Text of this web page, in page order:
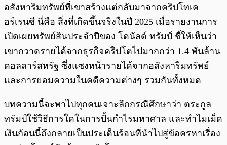
อสังหาริมทรัพย์ที่เขาสร้างแต่กลับมาจากคริปโทเค
อร์เรนซี นี่คือ สิ่งที่เกิดขึ้นจริงในปี 2025 เมื่อรายงานการ
เปิดเผยทรัพย์สินประจำปีของ โดนัลด์ ทรัมป์ ชี้ให้เห็นว่า
เขากวาดรายได้จากธุรกิจคริปโตไปมากกว่า 1.4 พันล้าน
ดอลลาร์สหรัฐ ซึ่งแซงหน้ารายได้จากอสังหาริมทรัพย์
และการยอมความในคดีความต่างๆ รวมกันทั้งหมด
บทความนี้จะพาไปทุกคนเจาะลึกกรณีศึกษาว่า ตระกูล
ทรัมป์ใช้วิธีการใดในการปั้นกำไรมหาศาล และทำไมเม็ด
เงินก้อนนี้ถึงกลายเป็นประเด็นร้อนที่นำไปสู่ข้อครหาเรื่อง